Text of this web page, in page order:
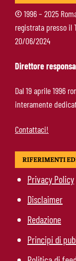
©1996 – 2025
registrata presso il
20/06/2024
Direttore
Dal 19 aprile 1996
interamente
Contattaci!
RIFERIMENTI
Privacy Policy
Disclaimer
Redazione
Principi di